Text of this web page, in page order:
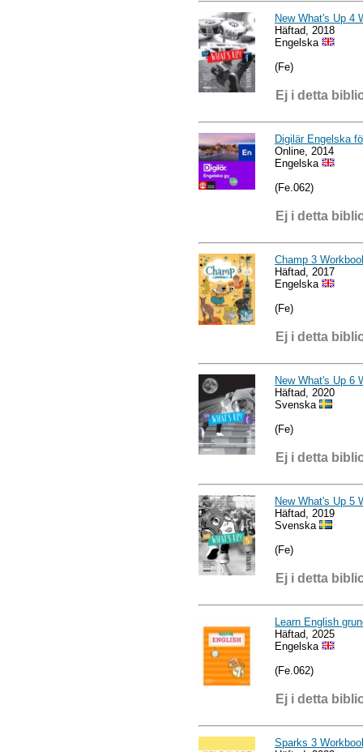
New What's Up 4
Häftad, 2018
Engelska
(Fe)
Ej i detta
Digilär Engelska
Online, 2014
Engelska
(Fe.062)
Ej i detta
Champ 3
Häftad, 2017
Engelska
(Fe)
Ej i detta
New What's Up 6
Häftad, 2020
Svenska
(Fe)
Ej i detta
New What's Up 5
Häftad, 2019
Svenska
(Fe)
Ej i detta
Learn English
Häftad, 2025
Engelska
(Fe.062)
Ej i detta
Sparks 3